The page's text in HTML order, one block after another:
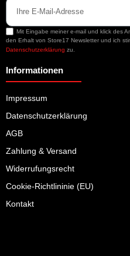
Mit Eingabe meiner e-mail und klick des
den Erhalt von Store17 Newsletter und ich
Datenschutzerklärung zu.
Informationen
Impressum
Datenschutzerklärung
AGB
Zahlung & Versand
Widerrufungsrecht
Cookie-Richtlininie (EU)
Kontakt